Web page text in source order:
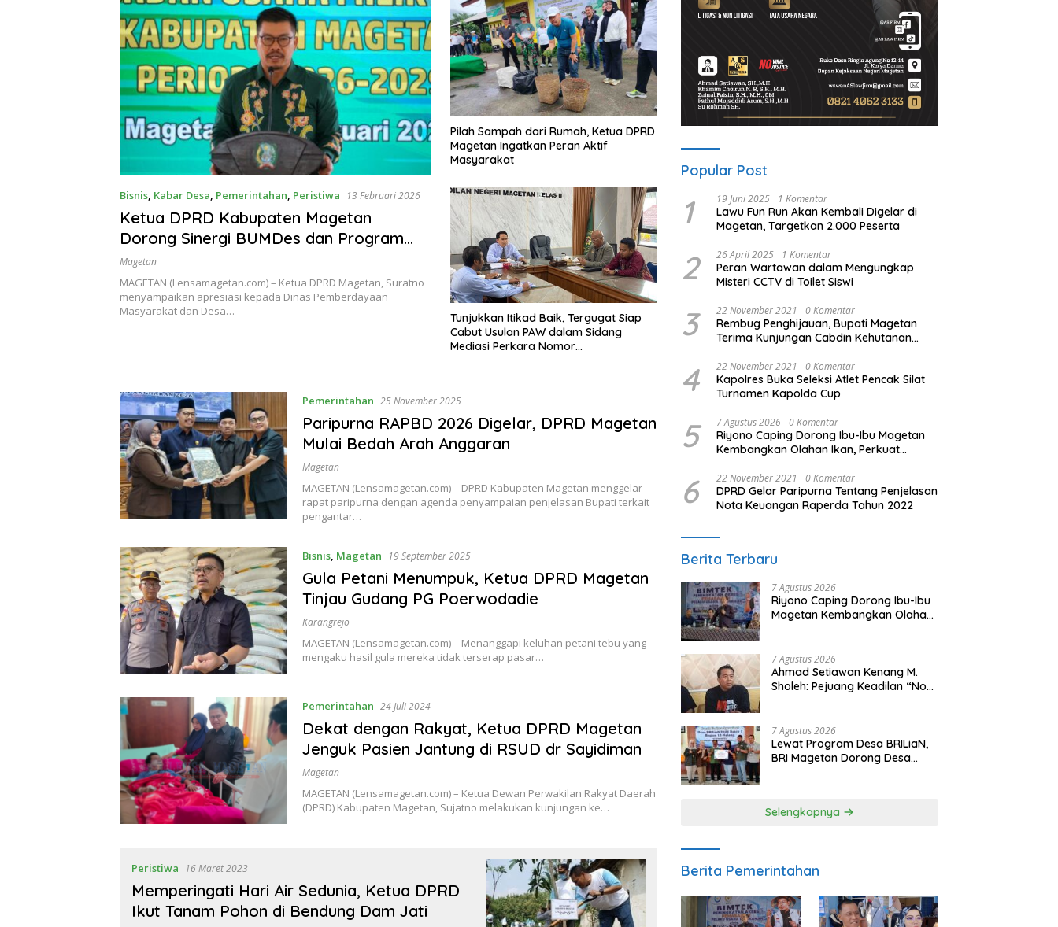
Bisnis, Kabar Desa, Pemerintahan, Peristiwa 13 Februari 2026
Ketua DPRD Kabupaten Magetan
Dorong Sinergi BUMDes dan Program
Desa
Magetan
MAGETAN (Lensamagetan.com) – Ketua DPRD Magetan, Suratno
menyampaikan apresiasi kepada Dinas Pemberdayaan
Masyarakat dan Desa…
Pilah Sampah dari Rumah, Ketua DPRD
Magetan Ingatkan Peran Aktif
Masyarakat
Tunjukkan Itikad Baik, Tergugat Siap
Cabut Usulan PAW dalam Sidang
Mediasi Perkara Nomor
Pemerintahan 25 November 2025
Paripurna RAPBD 2026 Digelar, DPRD Magetan
Mulai Bedah Arah Anggaran
Magetan
MAGETAN (Lensamagetan.com) – DPRD Kabupaten Magetan menggelar
rapat paripurna dengan agenda penyampaian penjelasan Bupati terkait
pengantar…
Bisnis, Magetan 19 September 2025
Gula Petani Menumpuk, Ketua DPRD Magetan
Tinjau Gudang PG Poerwodadie
Karangrejo
MAGETAN (Lensamagetan.com) – Menanggapi keluhan petani tebu yang
mengaku hasil gula mereka tidak terserap pasar…
Pemerintahan 24 Juli 2024
Dekat dengan Rakyat, Ketua DPRD Magetan
Jenguk Pasien Jantung di RSUD dr Sayidiman
Magetan
MAGETAN (Lensamagetan.com) – Ketua Dewan Perwakilan Rakyat Daerah
(DPRD) Kabupaten Magetan, Sujatno melakukan kunjungan ke…
Peristiwa 16 Maret 2023
Memperingati Hari Air Sedunia, Ketua DPRD
Ikut Tanam Pohon di Bendung Dam Jati
Popular Post
1 19 Juni 2025 1 Komentar
Lawu Fun Run Akan Kembali Digelar di
Magetan, Targetkan 2.000 Peserta
2 26 April 2025 1 Komentar
Peran Wartawan dalam Mengungkap
Misteri CCTV di Toilet Siswi
3 22 November 2021 0 Komentar
Rembug Penghijauan, Bupati Magetan
Terima Kunjungan Cabdin Kehutanan
4 22 November 2021 0 Komentar
Kapolres Buka Seleksi Atlet Pencak Silat
Turnamen Kapolda Cup
5 7 Agustus 2026 0 Komentar
Riyono Caping Dorong Ibu-Ibu Magetan
Kembangkan Olahan Ikan, Perkuat
6 22 November 2021 0 Komentar
DPRD Gelar Paripurna Tentang Penjelasan
Nota Keuangan Raperda Tahun 2022
Berita Terbaru
7 Agustus 2026
Riyono Caping Dorong Ibu-Ibu
Magetan Kembangkan Olahan
7 Agustus 2026
Ahmad Setiawan Kenang M.
Sholeh: Pejuang Keadilan “No
7 Agustus 2026
Lewat Program Desa BRILiaN,
BRI Magetan Dorong Desa
Selengkapnya
Berita Pemerintahan